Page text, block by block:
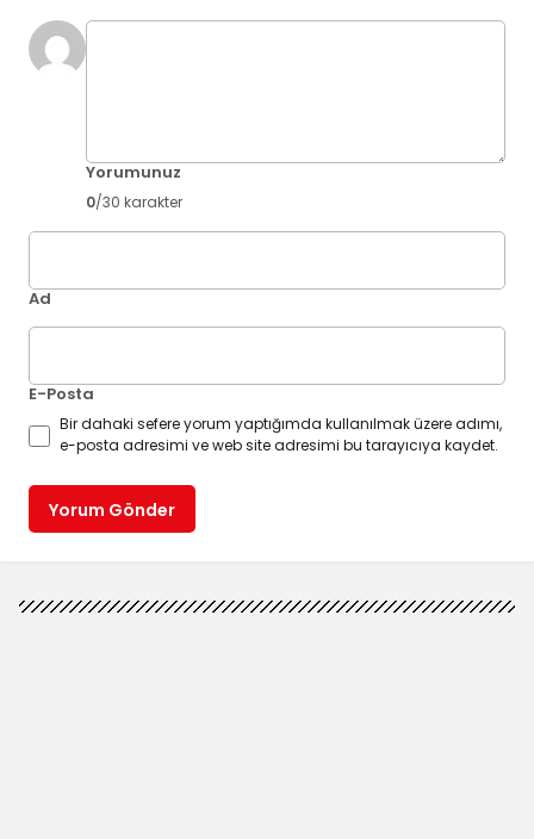
Yorumunuz
0/30 karakter
Ad
E-Posta
Bir dahaki sefere yorum yaptığımda kullanılmak üzere adımı,
e-posta adresimi ve web site adresimi bu tarayıcıya kaydet.
Yorum Gönder